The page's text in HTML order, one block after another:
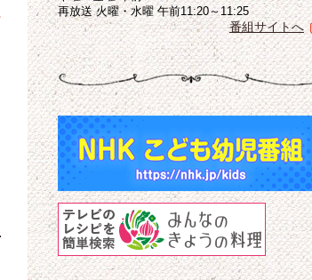
再放送 火曜・水曜 午前11:20～11:25
番組サイトへ